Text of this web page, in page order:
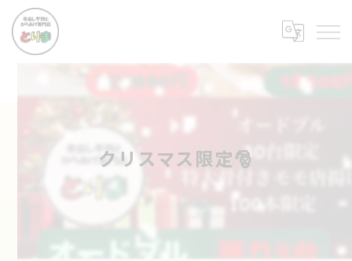
クリスマス限定🎅